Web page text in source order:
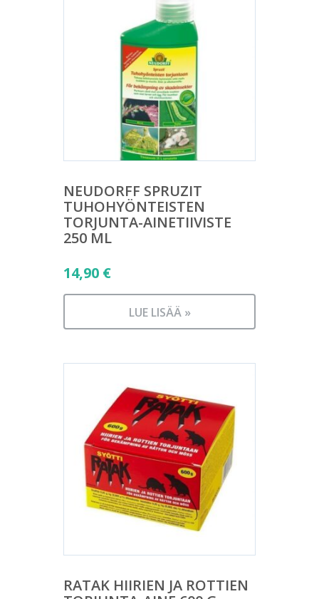
NEUDORFF SPRUZIT
TUHOHYÖNTEISTEN
TORJUNTA-AINETIIVISTE
250 ML
14,90 €
LUE LISÄÄ »
RATAK HIIRIEN JA ROTTIEN